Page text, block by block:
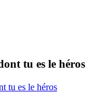
tu es le héros
tu es le héros